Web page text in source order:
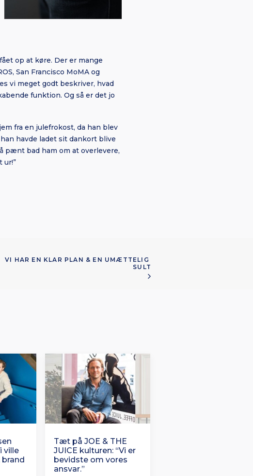
op at køre. Der er mange
San Francisco MoMA og
vi meget godt beskriver, hvad
funktion. Og så er det jo
fra en julefrokost, da han blev
havde ladet sit dankort blive
pænt bad ham om at overlevere,
ur!”
VI HAR EN KLAR PLAN & EN UMÆTTELIG
SULT
ville
Tæt på JOE & THE
JUICE kulturen: “Vi er
bevidste om vores
ansvar.”